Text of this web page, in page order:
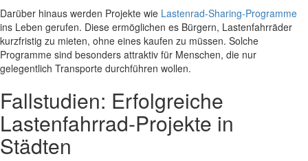
Darüber hinaus werden Projekte wie Lastenrad-Sharing-Programme
ins Leben gerufen. Diese ermöglichen es Bürgern, Lastenfahrräder
kurzfristig zu mieten, ohne eines kaufen zu müssen. Solche
Programme sind besonders attraktiv für Menschen, die nur
gelegentlich Transporte durchführen wollen.
Fallstudien: Erfolgreiche
Lastenfahrrad-Projekte in
Städten